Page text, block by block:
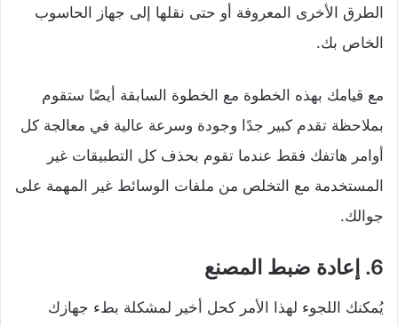
الطرق الأخرى المعروفة أو حتى نقلها إلى جهاز الحاسوب
الخاص بك.
مع قيامك بهذه الخطوة مع الخطوة السابقة أيضًا ستقوم
بملاحظة تقدم كبير جدًا وجودة وسرعة عالية في معالجة كل
أوامر هاتفك فقط عندما تقوم بحذف كل التطبيقات غير
المستخدمة مع التخلص من ملفات الوسائط غير المهمة على
جوالك.
6. إعادة ضبط المصنع
يُمكنك اللجوء لهذا الأمر كحل أخير لمشكلة بطء جهازك